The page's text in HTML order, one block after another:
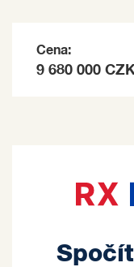
Cena:
9 680 000 CZK